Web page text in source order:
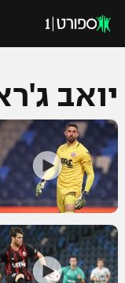
כדורגל ישראלי
ליגת העל
גביע הטוטו
כדורגל עולמי
ליגת האלופות
ליגה אירופית
כדורסל ישראלי
יואב